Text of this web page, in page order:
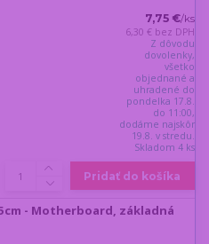
7,75 €/ks
6,30 € bez DPH
Z dôvodu
dovolenky,
všetko
objednané a
uhradené do
pondelka 17.8.
do 11:00,
dodáme najskôr
19.8. v stredu.
Skladom 4 ks
Pridať do košíka
- Motherboard, základná